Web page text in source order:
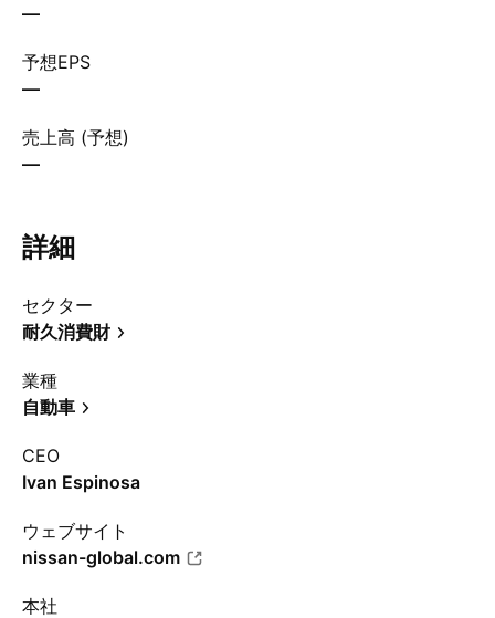
—
予想EPS
—
売上高 (予想)
—
詳細
セクター
耐久消費財
業種
自動車
CEO
Ivan Espinosa
ウェブサイト
nissan-global.com
本社